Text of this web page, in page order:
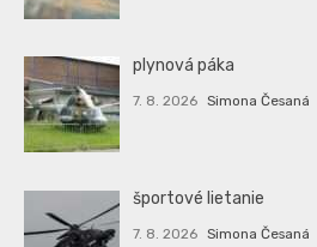
plynová páka
7. 8. 2026 Simona Česaná
športové lietanie
7. 8. 2026 Simona Česaná